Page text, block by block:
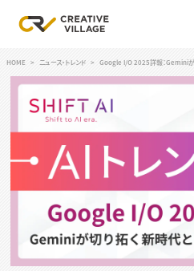
ログイン
RECRUIT
クリエイター求人を探す
CREATIVE JOB求人検索
特集求人
採用説明会
転職支援サービス
CONTENTS
HOME ニュース・トレンド Google I/O 2025詳報：Geminiが